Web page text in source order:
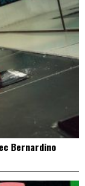
Bernardino